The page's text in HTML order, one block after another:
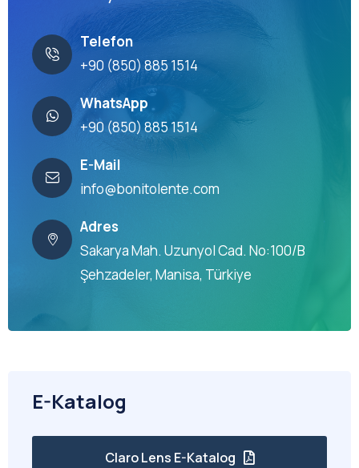
Telefon
+90 (850) 885 1514
WhatsApp
+90 (850) 885 1514
E-Mail
info@bonitolente.com
Adres
Sakarya Mah. Uzunyol Cad. No:100/B
Şehzadeler, Manisa, Türkiye
E-Katalog
Claro Lens E-Katalog